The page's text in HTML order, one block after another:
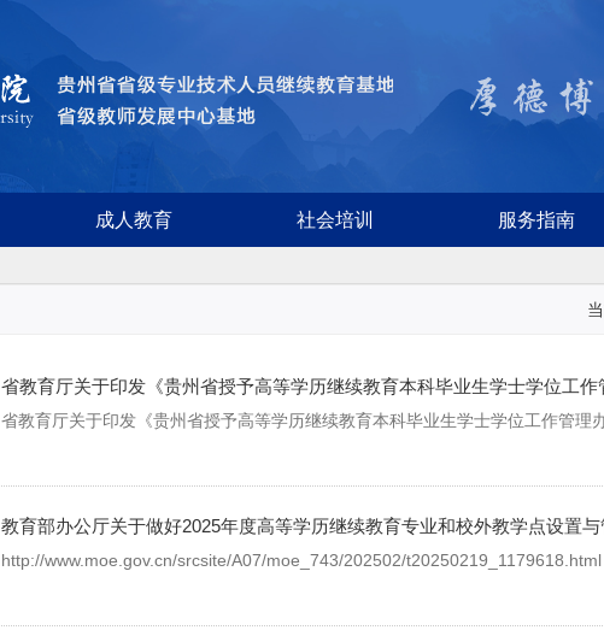
成人教育 社会培训 服务指南
省教育厅关于印发《贵州省授予高等学历继续教育本科毕业生学士学位工作
省教育厅关于印发《贵州省授予高等学历继续教育本科毕业生学士学位工作管理
教育部办公厅关于做好2025年度高等学历继续教育专业和校外教学点设置
http://www.moe.gov.cn/srcsite/A07/moe_743/202502/t20250219_1179618.html